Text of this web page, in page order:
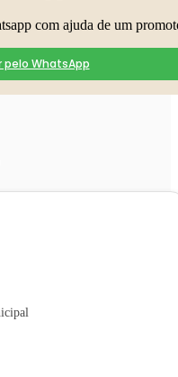
com ajuda de um
pelo WhatsApp